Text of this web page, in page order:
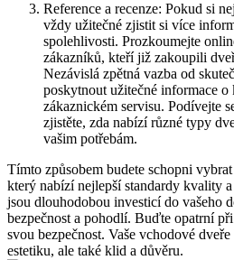
Reference a recenze:​ Pokud si
‌vždy užitečné zjistit si více​
spolehlivosti. Prozkoumejte
zákazníků, kteří již⁣ zakoupili
⁣Nezávislá zpětná vazba od
⁣poskytnout‌ užitečné informace o
zákaznickém⁤ servisu. Podívejte
zjistěte, zda nabízí různé typy
vašim ​potřebám.
Tímto způsobem budete schopni
který nabízí nejlepší standardy kvality
jsou dlouhodobou‌ investicí do vašeho
bezpečnost a pohodlí.​ Buďte opatrní
svou bezpečnost. Vaše ⁤vchodové
estetiku, ale ⁣také klid a⁢ důvěru.